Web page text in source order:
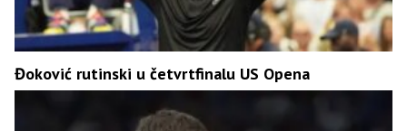
Đoković rutinski u četvrtfinalu US Opena